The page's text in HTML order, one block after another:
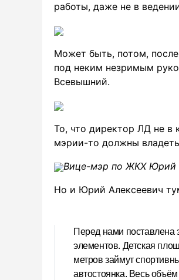
работы, даже не в
Может быть, потом,
под неким незримым
Всевышний.
То, что директор ЛД не в
мэрии-то должны
Вице-мэр по ЖКХ Юрий
Но и Юрий Алексеевич
Перед нами поставлена
элементов. Детская
метров займут
автостоянка. Весь